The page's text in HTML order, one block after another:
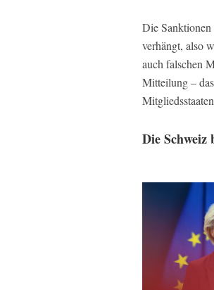
Die
verhängt, also
auch falschen
Mitteilung –
Die Schweiz